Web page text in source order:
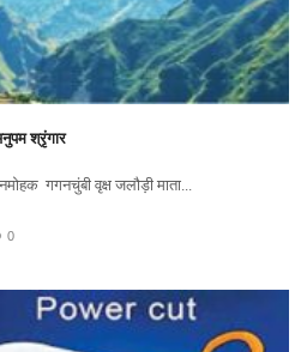
श्रृंगार
गगनचुंबी वृक्ष जलौड़ी माता...
0